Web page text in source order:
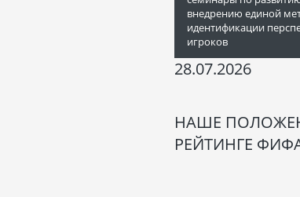
внедрению единой
идентификации
игроков
28.07.2026
НАШЕ
РЕЙТИНГЕ